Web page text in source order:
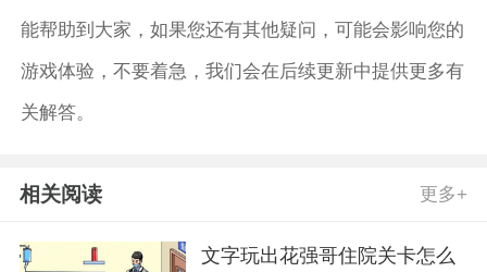
能帮助到大家，如果您还有其他疑问，可能会影响您的
游戏体验，不要着急，我们会在后续更新中提供更多有
关解答。
相关阅读 更多+
文字玩出花强哥住院关卡怎么